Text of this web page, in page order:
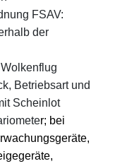
FSAV:
der
Betriebsart und
Scheinlot
r; bei